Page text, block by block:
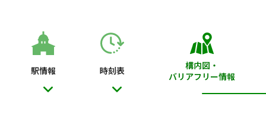
駅情報 時刻表
構内図・
バリアフリー情報